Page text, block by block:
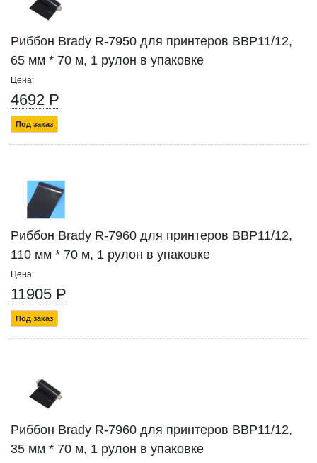
Риббон Brady R-7950 для принтеров BBP11/12,
65 мм * 70 м, 1 рулон в упаковке
Цена:
4692 Р
Под заказ
Риббон Brady R-7960 для принтеров BBP11/12,
110 мм * 70 м, 1 рулон в упаковке
Цена:
11905 Р
Под заказ
Риббон Brady R-7960 для принтеров BBP11/12,
35 мм * 70 м, 1 рулон в упаковке